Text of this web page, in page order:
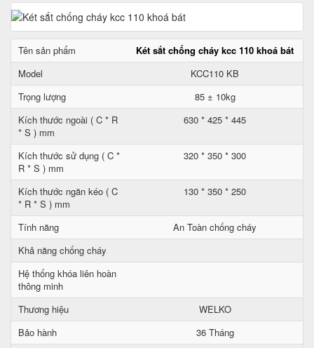
Tên sản phẩm
Két sắt chống cháy kcc 110 khoá bát
Model
KCC110 KB
Trọng lượng
85 ± 10kg
Kích thước ngoài ( C * R
* S ) mm
630 * 425 * 445
Kích thước sử dụng ( C *
R * S ) mm
320 * 350 * 300
Kích thước ngăn kéo ( C
* R * S ) mm
130 * 350 * 250
Tính năng
An Toàn chống cháy
Khả năng chống cháy
Hệ thống khóa liên hoàn
thông minh
Thương hiệu
WELKO
Bảo hành
36 Tháng